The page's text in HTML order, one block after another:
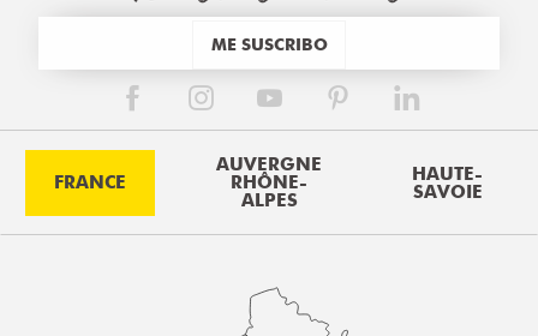
ME SUSCRIBO
FRANCE
AUVERGNE
RHÔNE-
ALPES
HAUTE-
SAVOIE